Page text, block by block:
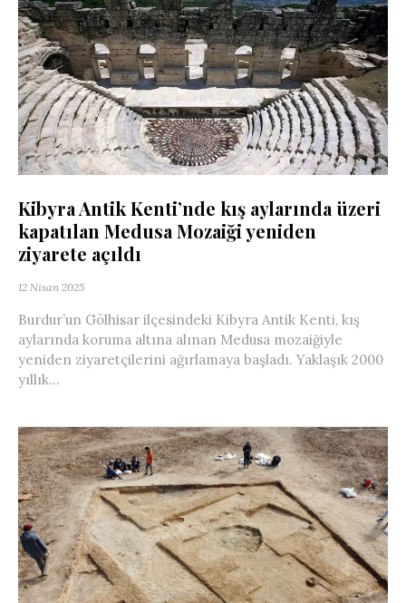
Kibyra Antik Kenti’nde kış aylarında üzeri
kapatılan Medusa Mozaiği yeniden
ziyarete açıldı
12 Nisan 2025
Burdur’un Gölhisar ilçesindeki Kibyra Antik Kenti, kış
aylarında koruma altına alınan Medusa mozaiğiyle
yeniden ziyaretçilerini ağırlamaya başladı. Yaklaşık 2000
yıllık...